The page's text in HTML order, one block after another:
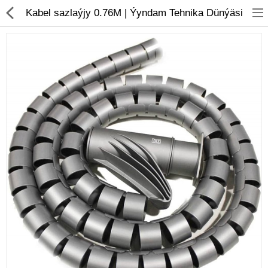
Noutbuk
Monobloklar
Kompýuter düzüjiler
Monitorlar
Kompýuter aksesuarlary
Kabel sazlaýjy 0.76M | Ýyndam Tehnika Dünýäsi